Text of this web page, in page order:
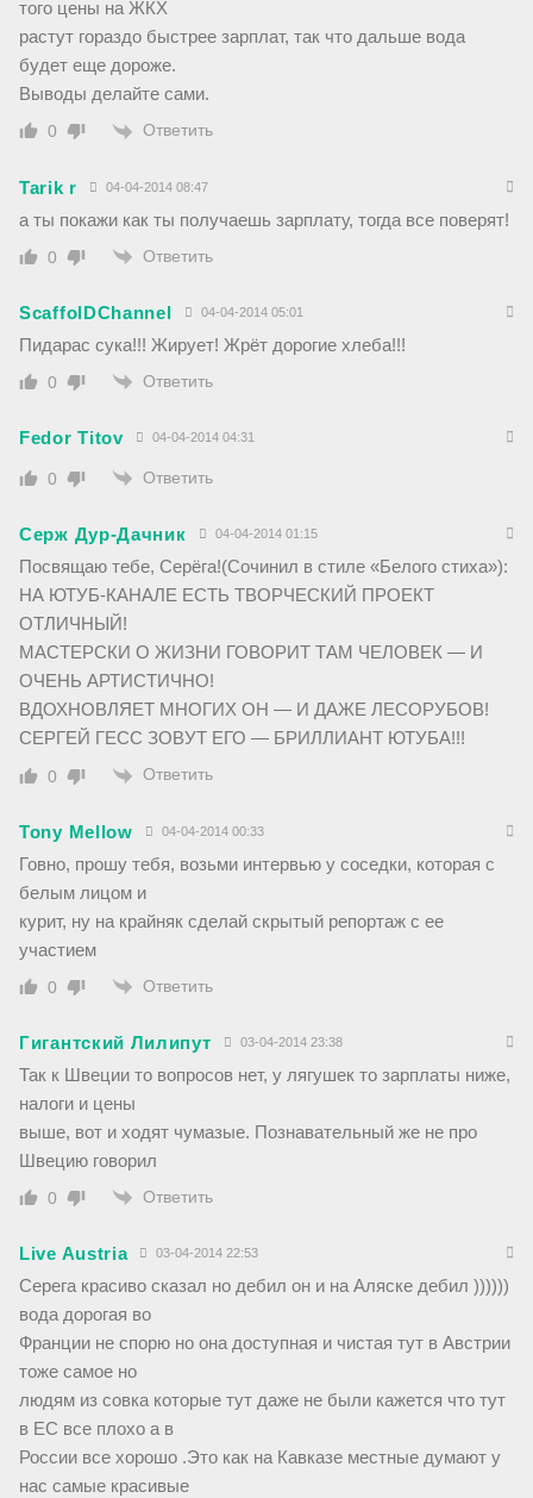
того цены на ЖКХ
растут гораздо быстрее зарплат, так что дальше вода
будет еще дороже.
Выводы делайте сами.
0 Ответить
Tarik r 04-04-2014 08:47
а ты покажи как ты получаешь зарплату, тогда все поверят!
0 Ответить
ScaffolDChannel 04-04-2014 05:01
Пидарас сука!!! Жирует! Жрёт дорогие хлеба!!!
0 Ответить
Fedor Titov 04-04-2014 04:31
0 Ответить
Серж Дур-Дачник 04-04-2014 01:15
Посвящаю тебе, Серёга!(Сочинил в стиле «Белого стиха»):
НА ЮТУБ-КАНАЛЕ ЕСТЬ ТВОРЧЕСКИЙ ПРОЕКТ
ОТЛИЧНЫЙ!
МАСТЕРСКИ О ЖИЗНИ ГОВОРИТ ТАМ ЧЕЛОВЕК — И
ОЧЕНЬ АРТИСТИЧНО!
ВДОХНОВЛЯЕТ МНОГИХ ОН — И ДАЖЕ ЛЕСОРУБОВ!
СЕРГЕЙ ГЕСС ЗОВУТ ЕГО — БРИЛЛИАНТ ЮТУБА!!!
0 Ответить
Tony Mellow 04-04-2014 00:33
Говно, прошу тебя, возьми интервью у соседки, которая с
белым лицом и
курит, ну на крайняк сделай скрытый репортаж с ее
участием
0 Ответить
Гигантский Лилипут 03-04-2014 23:38
Так к Швеции то вопросов нет, у лягушек то зарплаты ниже,
налоги и цены
выше, вот и ходят чумазые. Познавательный же не про
Швецию говорил
0 Ответить
Live Austria 03-04-2014 22:53
Серега красиво сказал но дебил он и на Аляске дебил ))))))
вода дорогая во
Франции не спорю но она доступная и чистая тут в Австрии
тоже самое но
людям из совка которые тут даже не были кажется что тут
в ЕС все плохо а в
России все хорошо .Это как на Кавказе местные думают у
нас самые красивые